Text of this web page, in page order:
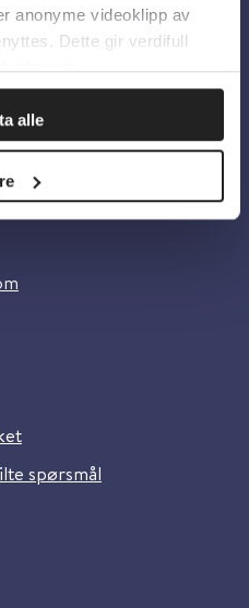
anonyme videoklipp av
Dette gir verdifull
oss.
alle
spørsmål